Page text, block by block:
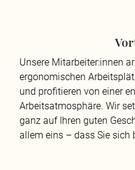
Unsere Mitarbeiter:innen
ergonomischen
und profitieren von einer
Arbeitsatmosphäre. Wir
ganz auf Ihren guten
allem eins – dass Sie sich